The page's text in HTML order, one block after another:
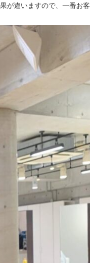
が違いますので、一番お客